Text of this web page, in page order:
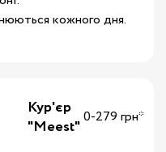
кожного дня.
Кур'єр
"Meest"0-279 грн*